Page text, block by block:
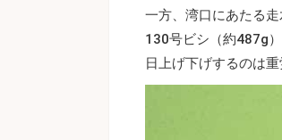
一方、湾口にあたる
130号ビシ（約487g
日上げ下げするのは